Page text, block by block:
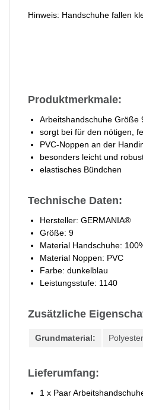
Hinweis: Handschuhe fallen
Produktmerkmale:
Arbeitshandschuhe Größe
sorgt bei für den nötigen,
PVC-Noppen an der
besonders leicht und
elastisches Bündchen
Technische Daten:
Hersteller: GERMANIA®
Größe: 9
Material Handschuhe:
Material Noppen: PVC
Farbe: dunkelblau
Leistungsstufe: 1140
Zusätzliche
Grundmaterial: Polyester
Lieferumfang:
1 x Paar